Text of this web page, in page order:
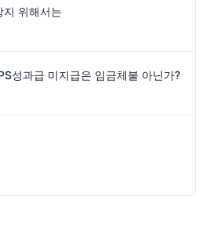
지 위해서는
성과급 미지급은 임금체불 아닌가?